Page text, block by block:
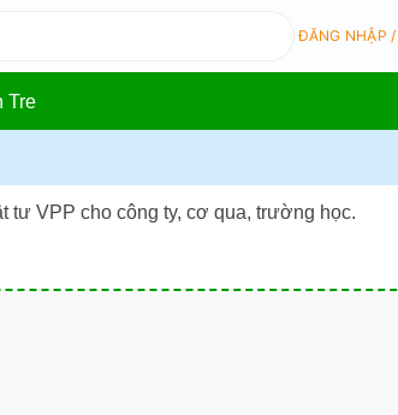
ĐĂNG NHẬP
Tre
tư VPP cho công ty, cơ qua, trường học.